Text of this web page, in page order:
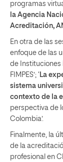
programas
la Agencia
Acreditación,
En otra de las
enfoque de las
de Instituciones
FIMPES’; ‘La
sistema
contexto de la
perspectiva de
Colombia’.
Finalmente, la
de la
profesional en